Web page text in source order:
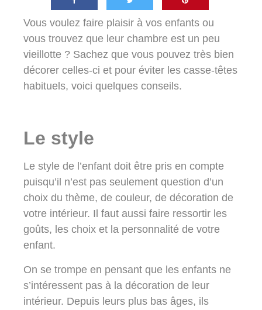
Vous voulez faire plaisir à vos enfants ou
vous trouvez que leur chambre est un peu
vieillotte ? Sachez que vous pouvez très bien
décorer celles-ci et pour éviter les casse-têtes
habituels, voici quelques conseils.
Le style
Le style de l’enfant doit être pris en compte
puisqu’il n’est pas seulement question d’un
choix du thème, de couleur, de décoration de
votre intérieur. Il faut aussi faire ressortir les
goûts, les choix et la personnalité de votre
enfant.
On se trompe en pensant que les enfants ne
s’intéressent pas à la décoration de leur
intérieur. Depuis leurs plus bas âges, ils